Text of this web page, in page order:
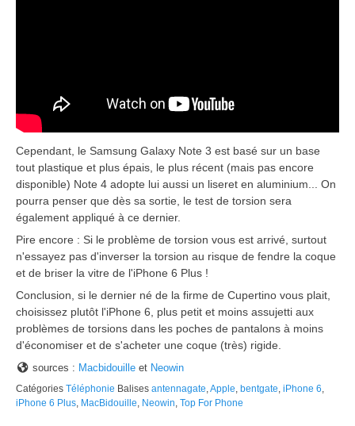
Cependant, le Samsung Galaxy Note 3 est basé sur un base
tout plastique et plus épais, le plus récent (mais pas encore
disponible) Note 4 adopte lui aussi un liseret en aluminium... On
pourra penser que dès sa sortie, le test de torsion sera
également appliqué à ce dernier.
Pire encore : Si le problème de torsion vous est arrivé, surtout
n'essayez pas d'inverser la torsion au risque de fendre la coque
et de briser la vitre de l'iPhone 6 Plus !
Conclusion, si le dernier né de la firme de Cupertino vous plait,
choisissez plutôt l'iPhone 6, plus petit et moins assujetti aux
problèmes de torsions dans les poches de pantalons à moins
d'économiser et de s'acheter une coque (très) rigide.
sources : Macbidouilleet Neowin
Catégories Téléphonie Balises antennagate,Apple, bentgate, iPhone 6,
iPhone 6 Plus, MacBidouille, Neowin, Top For Phone